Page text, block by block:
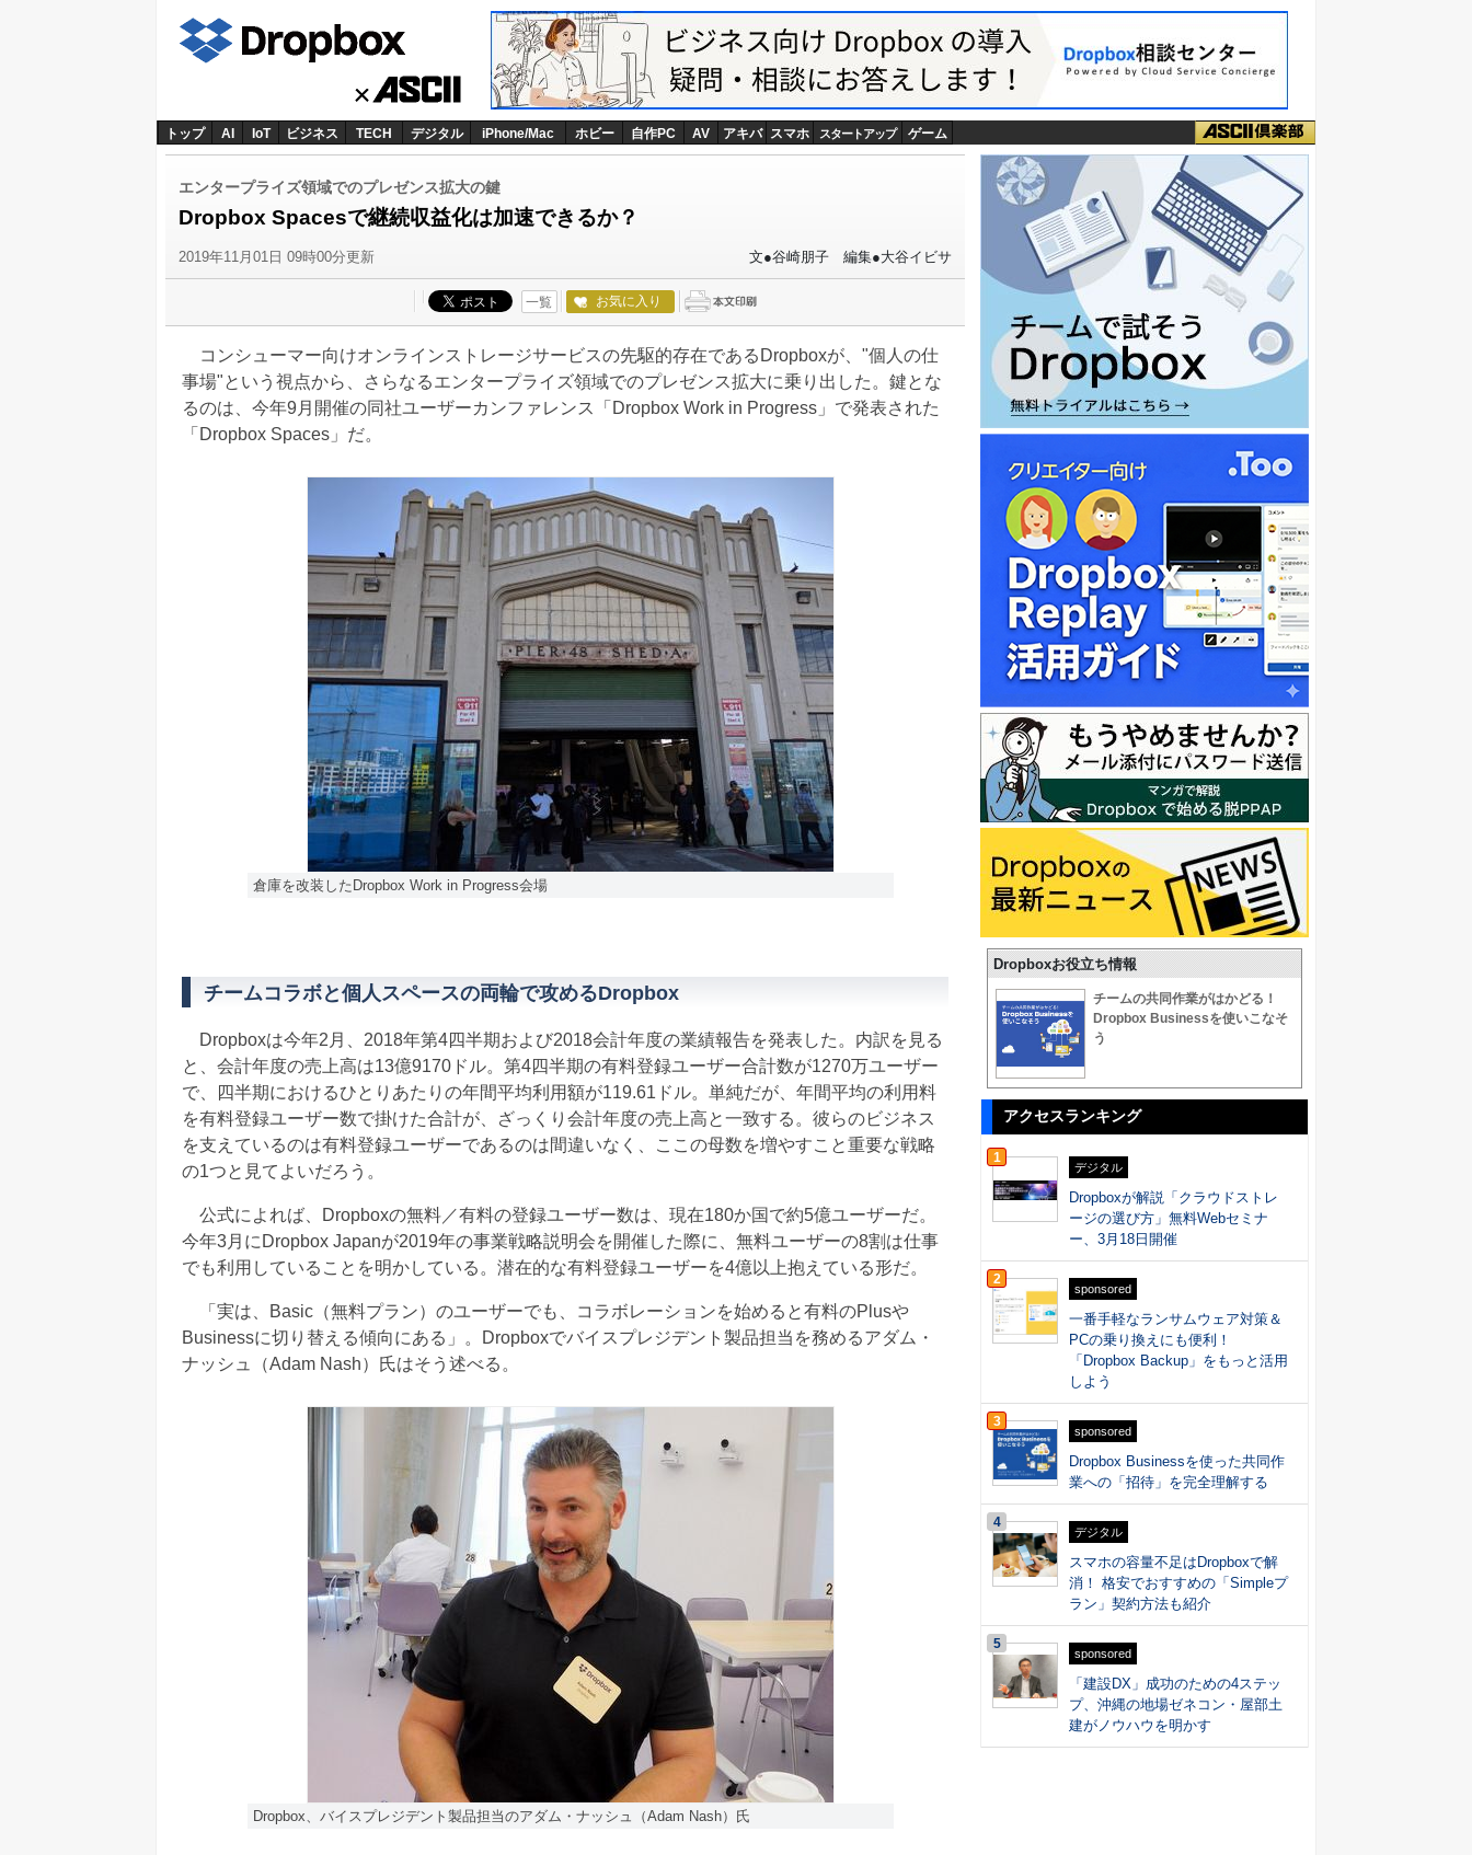
トップ AI IoT ビジネス TECH デジタル iPhone/Mac ホビー 自作PC AV アキバ スマホ スタートアップ ゲーム
エンタープライズ領域でのプレゼンス拡大の鍵
Dropbox Spacesで継続収益化は加速できるか？
2019年11月01日 09時00分更新 文●谷崎朋子 編集●大谷イビサ
一覧 お気に入り
コンシューマー向けオンラインストレージサービスの先駆的存在であるDropboxが、"個人の仕
事場"という視点から、さらなるエンタープライズ領域でのプレゼンス拡大に乗り出した。鍵とな
るのは、今年9月開催の同社ユーザーカンファレンス「Dropbox Work in Progress」で発表された
「Dropbox Spaces」だ。
倉庫を改装したDropbox Work in Progress会場
チームコラボと個人スペースの両輪で攻めるDropbox
Dropboxは今年2月、2018年第4四半期および2018会計年度の業績報告を発表した。内訳を見る
と、会計年度の売上高は13億9170ドル。第4四半期の有料登録ユーザー合計数が1270万ユーザー
で、四半期におけるひとりあたりの年間平均利用額が119.61ドル。単純だが、年間平均の利用料
を有料登録ユーザー数で掛けた合計が、ざっくり会計年度の売上高と一致する。彼らのビジネス
を支えているのは有料登録ユーザーであるのは間違いなく、ここの母数を増やすこと重要な戦略
の1つと見てよいだろう。
公式によれば、Dropboxの無料／有料の登録ユーザー数は、現在180か国で約5億ユーザーだ。
今年3月にDropbox Japanが2019年の事業戦略説明会を開催した際に、無料ユーザーの8割は仕事
でも利用していることを明かしている。潜在的な有料登録ユーザーを4億以上抱えている形だ。
「実は、Basic（無料プラン）のユーザーでも、コラボレーションを始めると有料のPlusや
Businessに切り替える傾向にある」。Dropboxでバイスプレジデント製品担当を務めるアダム・
ナッシュ（Adam Nash）氏はそう述べる。
Dropbox、バイスプレジデント製品担当のアダム・ナッシュ（Adam Nash）氏
Dropboxお役立ち情報
チームの共同作業がはかどる！
Dropbox Businessを使いこなそ
う
アクセスランキング
1
デジタル
Dropboxが解説「クラウドストレ
ージの選び方」無料Webセミナ
ー、3月18日開催
2
sponsored
一番手軽なランサムウェア対策＆
PCの乗り換えにも便利！
「Dropbox Backup」をもっと活用
しよう
3
sponsored
Dropbox Businessを使った共同作
業への「招待」を完全理解する
4
デジタル
スマホの容量不足はDropboxで解
消！ 格安でおすすめの「Simpleプ
ラン」契約方法も紹介
5
sponsored
「建設DX」成功のための4ステッ
プ、沖縄の地場ゼネコン・屋部土
建がノウハウを明かす